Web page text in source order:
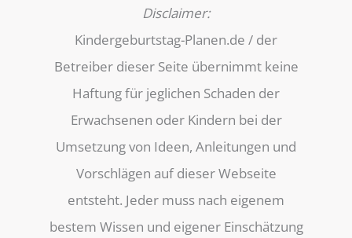
Disclaimer:
Kindergeburtstag-Planen.de / der
Betreiber dieser Seite übernimmt keine
Haftung für jeglichen Schaden der
Erwachsenen oder Kindern bei der
Umsetzung von Ideen, Anleitungen und
Vorschlägen auf dieser Webseite
entsteht. Jeder muss nach eigenem
bestem Wissen und eigener Einschätzung